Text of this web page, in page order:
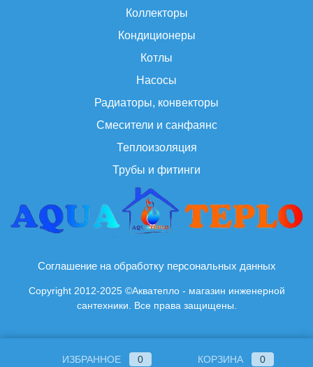
Коллекторы
Кондиционеры
Котлы
Насосы
Радиаторы, конвекторы
Смесители и санфаянс
Теплоизоляция
Трубы и фитинги
Соглашение на обработку персональных данных
Copyright 2012-2025 ©Акватепло - магазин инженерной
сантехники. Все права защищены.
ИЗБРАННОЕ 0 КОРЗИНА 0